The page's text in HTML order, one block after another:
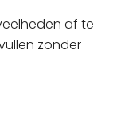
af te
zonder